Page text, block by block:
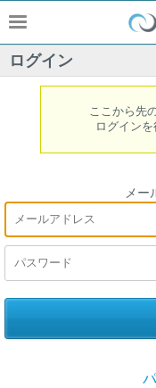
ログイン
ここから先
ログインを
メー